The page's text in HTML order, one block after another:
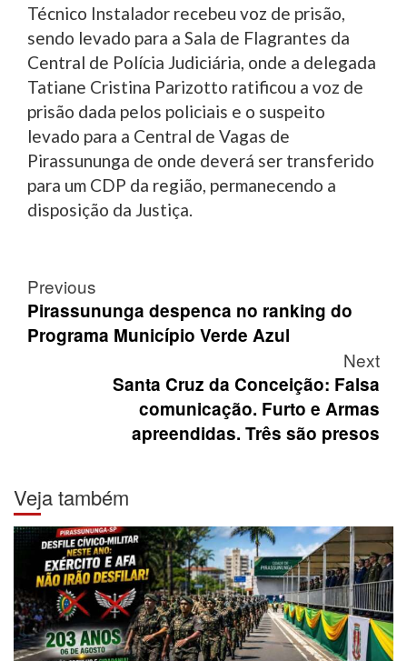
Técnico Instalador recebeu voz de prisão,
sendo levado para a Sala de Flagrantes da
Central de Polícia Judiciária, onde a delegada
Tatiane Cristina Parizotto ratificou a voz de
prisão dada pelos policiais e o suspeito
levado para a Central de Vagas de
Pirassununga de onde deverá ser transferido
para um CDP da região, permanecendo a
disposição da Justiça.
Post
navigation
Previous
Pirassununga despenca no ranking do
Programa Município Verde Azul
Next
Santa Cruz da Conceição: Falsa
comunicação. Furto e Armas
apreendidas. Três são presos
Veja também